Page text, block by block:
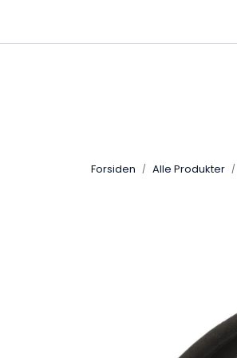
Forsiden Alle Produkter